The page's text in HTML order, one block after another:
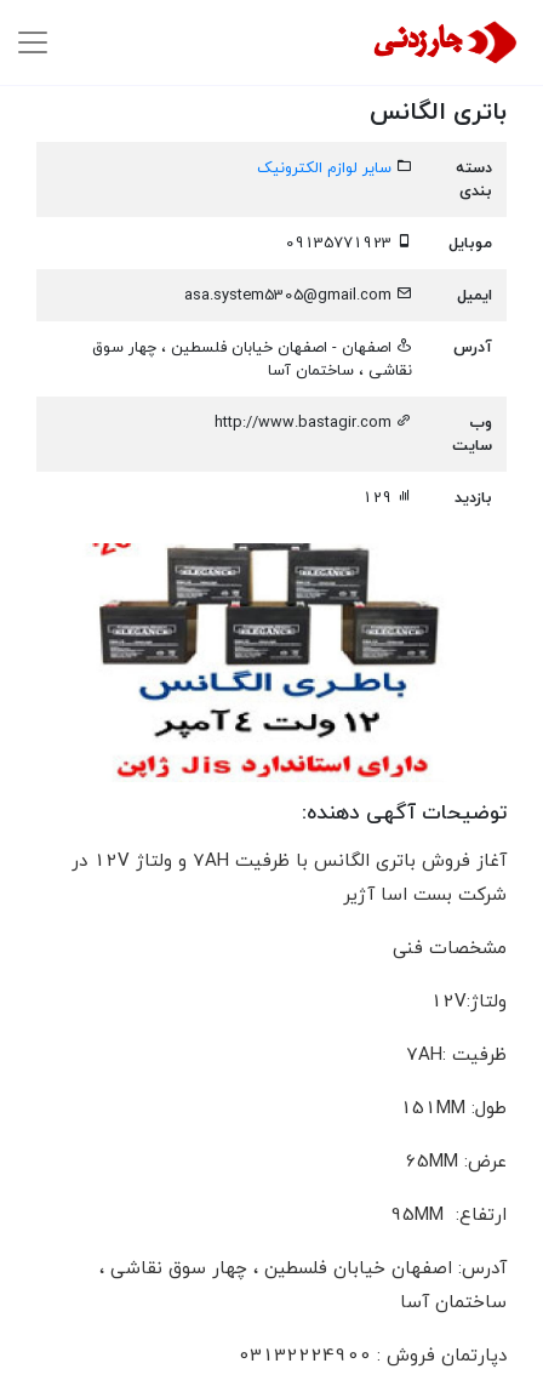
باتری الگانس
دسته
بندی
سایر لوازم الکترونیک
موبایل
ایمیل
asa.system5305@gmail.com
آدرس
اصفهان - اصفهان خیابان فلسطین ، چهار سوق
نقاشی ، ساختمان آسا
وب
سایت
http://www.bastagir.com
بازدید
توضیحات آگهی دهنده:
آغاز فروش باتری الگانس با ظرفیت 7AH و ولتاژ 12V در
شرکت بست اسا آژیر
مشخصات فنی
ولتاژ:12V
ظرفیت :7AH
طول: 151MM
عرض: 65MM
ارتفاع: 95MM
آدرس: اصفهان خیابان فلسطین ، چهار سوق نقاشی ،
ساختمان آسا
دپارتمان فروش : 03132224900